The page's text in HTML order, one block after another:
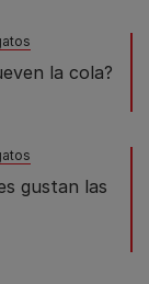
la cola?
gustan las